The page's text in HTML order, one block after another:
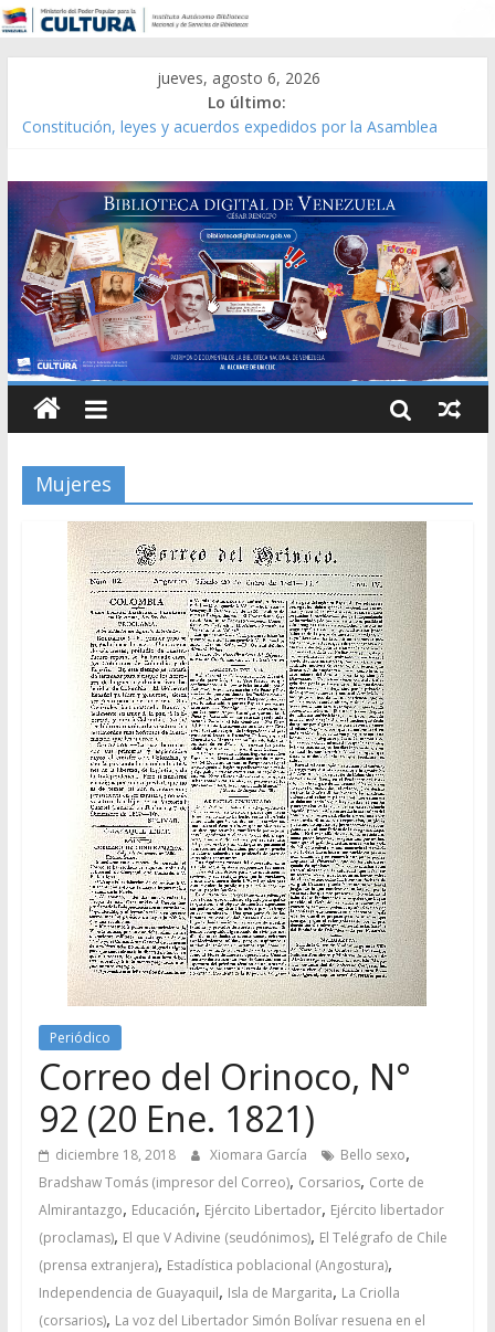
jueves, agosto 6, 2026
Lo último:
Constitución, leyes y acuerdos expedidos por la Asamblea
Modesta Bor Sánchez [material gráfico]
Gaceta Oficial de la República de Venezuela año CXXXIII Mes V,
Caracas 09 de marzo de 2006 N° 38.394
Catálogo temático de obras de Modesta Bor
Mujeres
Periódico
Correo del Orinoco, N°
92 (20 Ene. 1821)
diciembre 18, 2018 Xiomara García Bello sexo,
Bradshaw Tomás (impresor del Correo), Corsarios, Corte de
Almirantazgo, Educación, Ejército Libertador, Ejército libertador
(proclamas), El que V Adivine (seudónimos), El Telégrafo de Chile
(prensa extranjera), Estadística poblacional (Angostura),
Independencia de Guayaquil, Isla de Margarita, La Criolla
(corsarios), La voz del Libertador Simón Bolívar resuena en el